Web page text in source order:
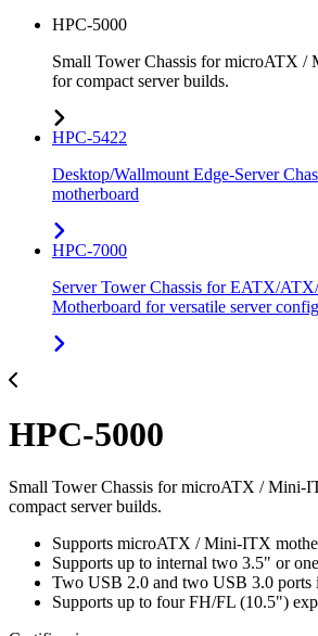
HPC-5000
Small Tower Chassis for microATX /
for compact server builds.
HPC-5422
Desktop/Wallmount Edge-Server
motherboard
HPC-7000
Server Tower Chassis for EATX/
Motherboard for versatile server
HPC-5000
Small Tower Chassis for microATX / Mini-
compact server builds.
Supports microATX / Mini-ITX
Supports up to internal two 3.5" or
Two USB 2.0 and two USB 3.0 ports
Supports up to four FH/FL (10.5")